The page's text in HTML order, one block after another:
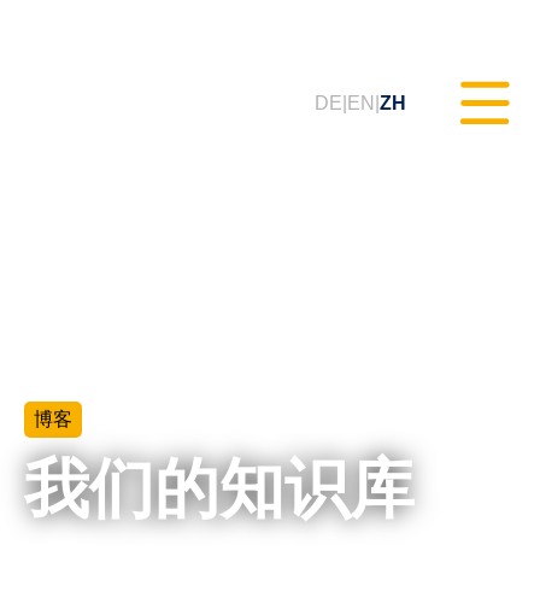
DE EN ZH
ISO 26262合规性（咨询服务）
培训课程 & 网络研讨会（tudoor
学院）
博客
我们的知识库